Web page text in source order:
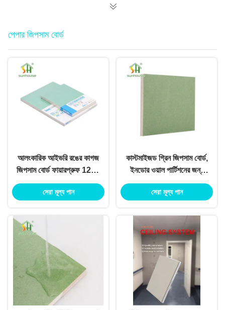
পেপার জিপসাম বোর্ড
আলংকারিক আইভরি রঙের কাগজ
জিপসাম বোর্ড ফায়ারপ্রুফ 1220
মিমি X 2440 মিমি
সেরা মূল্য পান
কাস্টমাইজড গ্রিন জিপসাম বোর্ড,
ইনডোর ওয়াল পার্টিশনের জন্য
ফায়ার রেজিস্ট্যান্স প্লাস্টারবোর্ড
সেরা মূল্য পান